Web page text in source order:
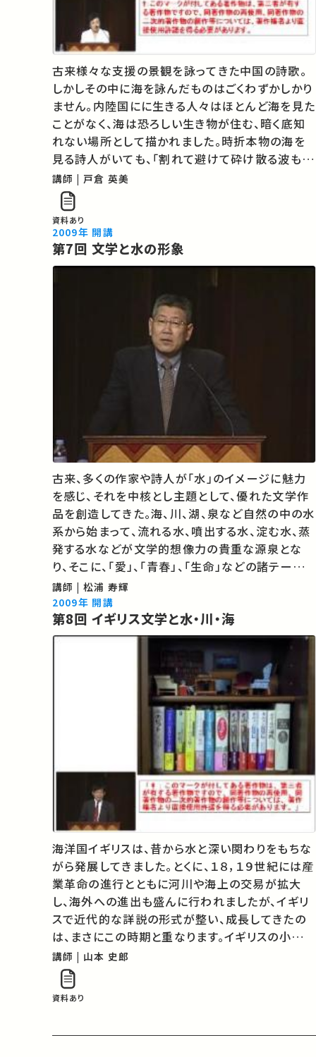
古来様々な支援の景観を詠ってきた中国の詩歌。
しかしその中に海を詠んだものはごくわずかしかり
ません。内陸国にに生きる人々はほとんど海を見た
ことがなく、海は恐ろしい生き物が住む、暗く底知
れない場所として描かれました。時折本物の海を
見る詩人がいても、「割れて避けて砕け散る波も」、
「ひねもすのたりのたり」の海も、詩歌の伝統にない
ものをその目で見ることは困難でした。中国の人々
が捉えた水の姿のいくつかを、日…
講師 | 戸倉 英美
資料あり
2009年 開講
第7回 文学と水の形象
古来、多くの作家や詩人が「水」のイメージに魅力
を感じ、それを中核とし主題として、優れた文学作
品を創造してきた。海、川、湖、泉など自然の中の水
系から始まって、流れる水、噴出する水、淀む水、蒸
発する水などが文学的想像力の貴重な源泉とな
り、そこに、「愛」、「青春」、「生命」などの諸テーマが
結びついてきた。本講義では文学と「水」とが取り
組んできた関係の諸相を紹介し、小説や詩の中で
「水」がどのように表象さ…
講師 | 松浦 寿輝
2009年 開講
第8回 イギリス文学と水・川・海
海洋国イギリスは、昔から水と深い関わりをもちな
がら発展してきました。とくに、１８，１９世紀には産
業革命の進行とともに河川や海上の交易が拡大
し、海外への進出も盛んに行われましたが、イギリ
スで近代的な詳説の形式が整い、成長してきたの
は、まさにこの時期と重なります。イギリスの小説
に、川や海、あるいは水そのものとの関わりや関心
がどのように表れているか、何人かの有名な作家の
作品から探ってみたいと思います。
講師 | 山本 史郎
資料あり